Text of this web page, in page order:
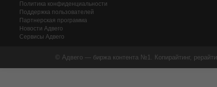
Политика конфиденциальности
Поддержка пользователей
Партнерская программа
Новости Адвего
Сервисы Адвего
© Адвего — биржа контента №1. Копирайтинг,